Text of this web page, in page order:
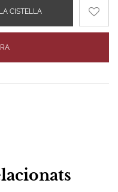
CISTELLA